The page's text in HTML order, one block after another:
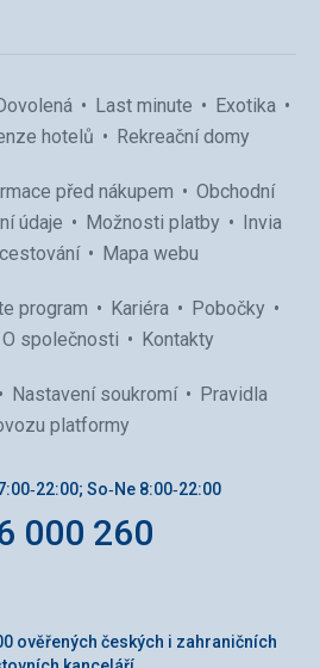
Last minute
Exotika
hotelů Rekreační domy
před nákupem
Obchodní
údaje Možnosti platby
Invia
Mapa webu
program Kariéra
Pobočky
O společnosti Kontakty
Nastavení soukromí
Pravidla
platformy
So‑Ne 8:00‑22:00
000 260
ověřených českých i zahraničních